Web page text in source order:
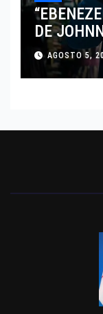
DE
TRAS SU
AGOSTO 5,